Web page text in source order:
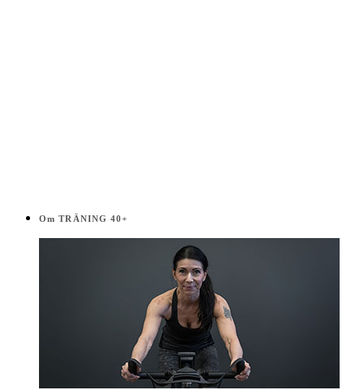
Om TRÄNING 40+